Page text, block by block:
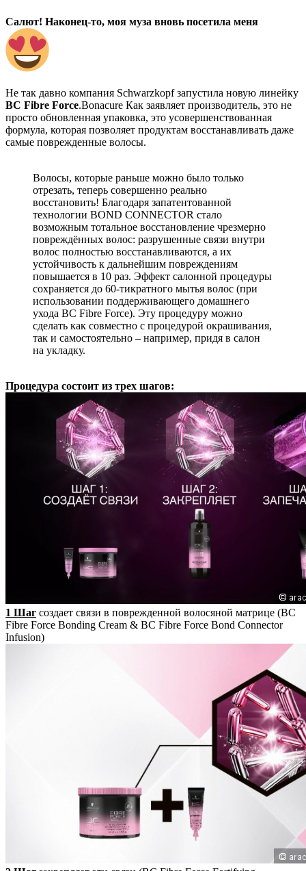
Салют! Наконец-то, моя муза вновь посетила меня
Не так давно компания Schwarzkopf запустила новую линейку
BC Fibre Force.Bonacure Как заявляет производитель, это не
просто обновленная упаковка, это усовершенствованная
формула, которая позволяет продуктам восстанавливать даже
самые поврежденные волосы.
Волосы, которые раньше можно было только
отрезать, теперь совершенно реально
восстановить! Благодаря запатентованной
технологии BOND CONNECTOR стало
возможным тотальное восстановление чрезмерно
повреждённых волос: разрушенные связи внутри
волос полностью восстанавливаются, а их
устойчивость к дальнейшим повреждениям
повышается в 10 раз. Эффект салонной процедуры
сохраняется до 60-тикратного мытья волос (при
использовании поддерживающего домашнего
ухода BC Fibre Force). Эту процедуру можно
сделать как совместно с процедурой окрашивания,
так и самостоятельно – например, придя в салон
на укладку.
Процедура состоит из трех шагов:
1 Шаг создает связи в поврежденной волосяной матрице (BC
Fibre Force Bonding Cream & BC Fibre Force Bond Connector
Infusion)